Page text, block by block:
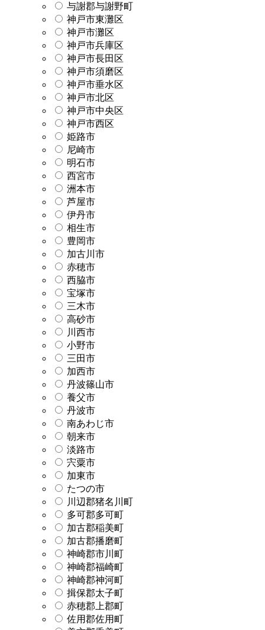
与謝郡与謝野町
神戸市東灘区
神戸市灘区
神戸市兵庫区
神戸市長田区
神戸市須磨区
神戸市垂水区
神戸市北区
神戸市中央区
神戸市西区
姫路市
尼崎市
明石市
西宮市
洲本市
芦屋市
伊丹市
相生市
豊岡市
加古川市
赤穂市
西脇市
宝塚市
三木市
高砂市
川西市
小野市
三田市
加西市
丹波篠山市
養父市
丹波市
南あわじ市
朝来市
淡路市
宍粟市
加東市
たつの市
川辺郡猪名川町
多可郡多可町
加古郡稲美町
加古郡播磨町
神崎郡市川町
神崎郡福崎町
神崎郡神河町
揖保郡太子町
赤穂郡上郡町
佐用郡佐用町